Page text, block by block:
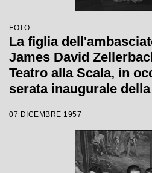
FOTO
La figlia
James David
Teatro alla Scala, in
serata inaugurale
"Un ballo in
Gianandrea
Margherita Wallmann
07 DICEMBRE 1957